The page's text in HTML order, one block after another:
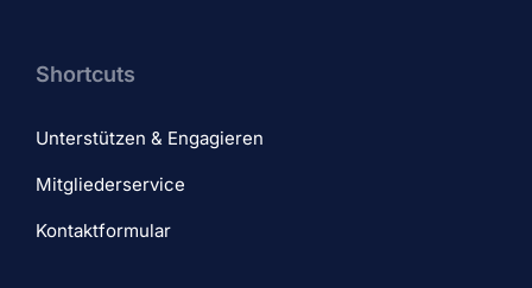
Shortcuts
Unterstützen & Engagieren
Mitgliederservice
Kontaktformular